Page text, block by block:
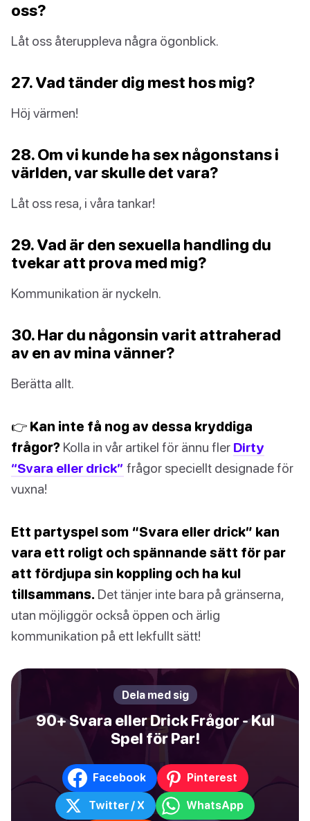
oss?
Låt oss återuppleva några ögonblick.
27. Vad tänder dig mest hos mig?
Höj värmen!
28. Om vi kunde ha sex någonstans i
världen, var skulle det vara?
Låt oss resa, i våra tankar!
29. Vad är den sexuella handling du
tvekar att prova med mig?
Kommunikation är nyckeln.
30. Har du någonsin varit attraherad
av en av mina vänner?
Berätta allt.
👉 Kan inte få nog av dessa kryddiga
frågor? Kolla in vår artikel för ännu fler Dirty
“Svara eller drick” frågor speciellt designade för
vuxna!
Ett partyspel som “Svara eller drick” kan
vara ett roligt och spännande sätt för par
att fördjupa sin koppling och ha kul
tillsammans. Det tänjer inte bara på gränserna,
utan möjliggör också öppen och ärlig
kommunikation på ett lekfullt sätt!
Dela med sig
90+ Svara eller Drick Frågor - Kul
Spel för Par!
Facebook Pinterest
Twitter / X WhatsApp